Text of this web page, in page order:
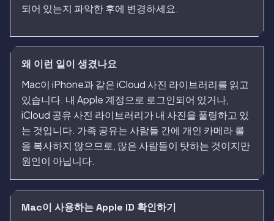
되어 있는지 파악한 후에 변경하세요.
왜 이런 일이 생겼나요
Mac이 iPhone과 같은 iCloud 사진 라이브러리를 읽고
있습니다. 내 Apple 계정으로 로그인되어 있거나,
iCloud 공유 사진 라이브러리가 내 사진을 풀링하고 있
는 것입니다. 가족 공유는 사람들 간에 개인 카메라 롤
을 복사하지 않으므로, 많은 사람들이 탓하는 것이지만
원인이 아닙니다.
Mac이 사용하는 Apple ID 확인하기